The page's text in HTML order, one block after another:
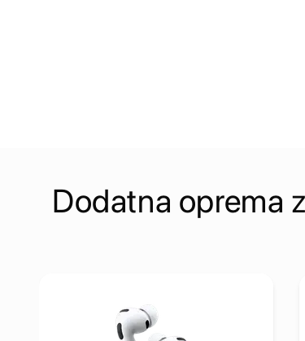
Dodatna oprema
Pogledaj detalje Apple AirPods Pro3 with